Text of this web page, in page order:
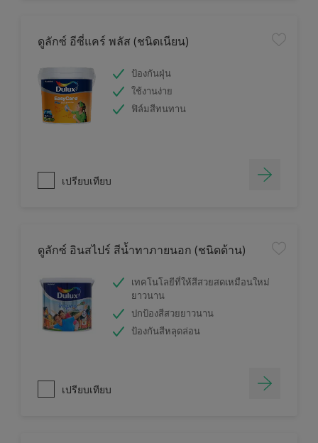
ดูลักซ์ อีซี่แคร์ พลัส (ชนิดเนียน)
ป้องกันฝุ่น
ใช้งานง่าย
ฟิล์มสีทนทาน
เปรียบเทียบ
ดูลักซ์ อินสไปร์ สีน้ำทาภายนอก (ชนิดด้าน)
เทคโนโลยีที่ให้สีสวยสดเหมือนใหม่
ยาวนาน
ปกป้องสีสวยยาวนาน
ป้องกันสีหลุดล่อน
เปรียบเทียบ